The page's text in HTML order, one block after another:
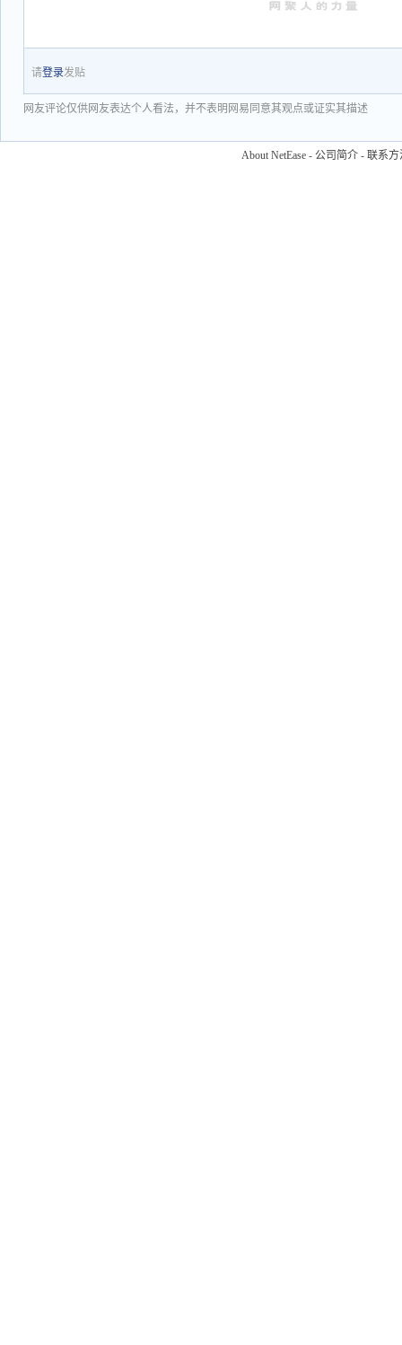
请登录发贴
网友评论仅供网友表达个人看法，并不表明网易同意其观点或证实其描述
About NetEase - 公司简介 - 联系方